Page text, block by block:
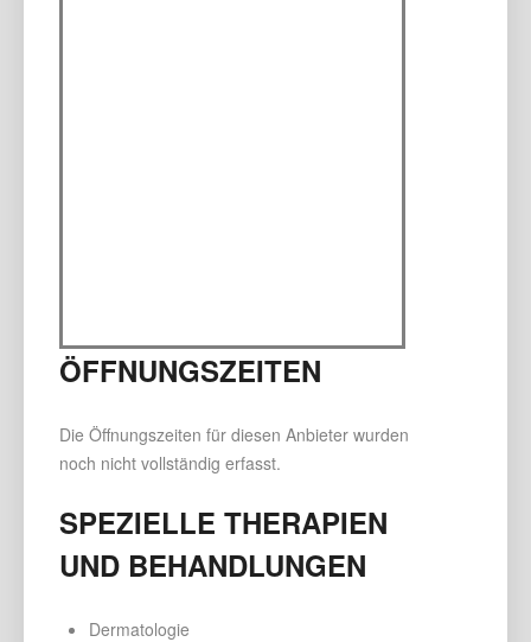
ÖFFNUNGSZEITEN
Die Öffnungszeiten für diesen Anbieter wurden
noch nicht vollständig erfasst.
SPEZIELLE THERAPIEN
UND BEHANDLUNGEN
Dermatologie